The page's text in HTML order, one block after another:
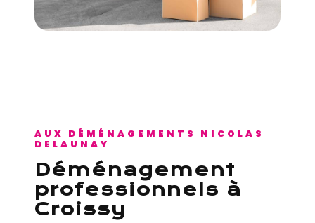
AUX DÉMÉNAGEMENTS NICOLAS
DELAUNAY
déménagement
professionnels à
Croissy